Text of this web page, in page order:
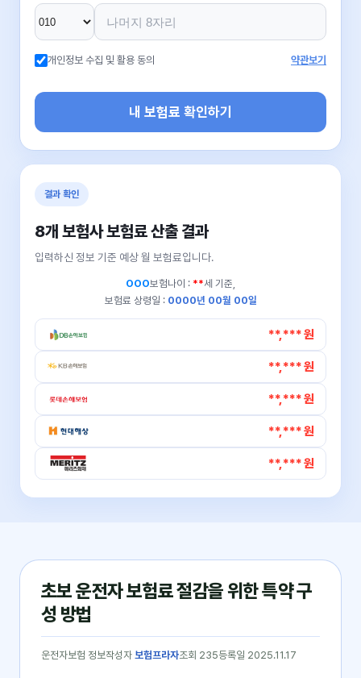
개인정보 수집 및 활용 동의 약관보기
내 보험료 확인하기
결과 확인
8개 보험사 보험료 산출 결과
입력하신 정보 기준 예상 월 보험료입니다.
OOO보험나이 : **세 기준,
보험료 상령일 : 0000년 00월 00일
**,*** 원
**,*** 원
**,*** 원
**,*** 원
**,*** 원
초보 운전자 보험료 절감을 위한 특약 구
성 방법
운전자보험 정보작성자 보험프라자조회 235등록일 2025.11.17